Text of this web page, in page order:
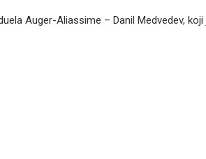
Auger-Aliassime – Danil Medvedev,